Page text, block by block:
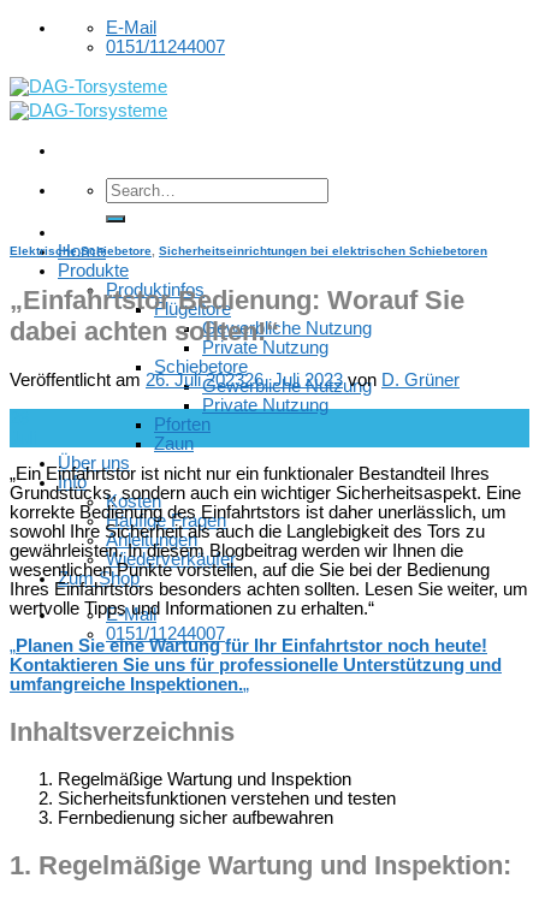
Skip
E-Mail
0151/11244007
Home
Produkte
Produktinfos
Flügeltore
Gewerbliche Nutzung
Private Nutzung
Schiebetore
Gewerbliche Nutzung
Private Nutzung
Pforten
Zaun
Über uns
Info
Kosten
Häufige Fragen
Anleitungen
Wiederverkäufer
Zum Shop
E-Mail
0151/11244007
Elektrische Schiebetore Sicherheitseinrichtungen bei elektrischen Schiebetoren
„Einfahrtstor Bedienung: Worauf Sie
dabei achten sollten!“
Veröffentlicht am 26. Juli 202326. Juli 2023von D. Grüner
„Ein Einfahrtstor ist nicht nur ein funktionaler Bestandteil Ihres
Grundstücks, sondern auch ein wichtiger Sicherheitsaspekt. Eine
korrekte Bedienung des Einfahrtstors ist daher unerlässlich, um
sowohl Ihre Sicherheit als auch die Langlebigkeit des Tors zu
gewährleisten. In diesem Blogbeitrag werden wir Ihnen die
wesentlichen Punkte vorstellen, auf die Sie bei der Bedienung
Ihres Einfahrtstors besonders achten sollten. Lesen Sie weiter, um
wertvolle Tipps und Informationen zu erhalten.“
„Planen Sie eine Wartung für Ihr Einfahrtstor noch heute!
Kontaktieren Sie uns für professionelle Unterstützung und
umfangreiche Inspektionen.„
Inhaltsverzeichnis
Regelmäßige Wartung und Inspektion
Sicherheitsfunktionen verstehen und testen
Fernbedienung sicher aufbewahren
1. Regelmäßige Wartung und Inspektion: